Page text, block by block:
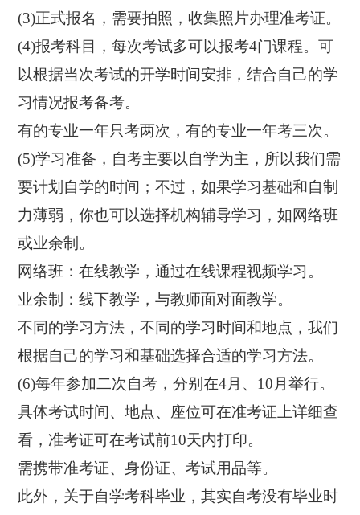
(3)正式报名，需要拍照，收集照片办理准考证。
(4)报考科目，每次考试多可以报考4门课程。可
以根据当次考试的开学时间安排，结合自己的学
习情况报考备考。
有的专业一年只考两次，有的专业一年考三次。
(5)学习准备，自考主要以自学为主，所以我们需
要计划自学的时间；不过，如果学习基础和自制
力薄弱，你也可以选择机构辅导学习，如网络班
或业余制。
网络班：在线教学，通过在线课程视频学习。
业余制：线下教学，与教师面对面教学。
不同的学习方法，不同的学习时间和地点，我们
根据自己的学习和基础选择合适的学习方法。
(6)每年参加二次自考，分别在4月、10月举行。
具体考试时间、地点、座位可在准考证上详细查
看，准考证可在考试前10天内打印。
需携带准考证、身份证、考试用品等。
此外，关于自学考科毕业，其实自考没有毕业时